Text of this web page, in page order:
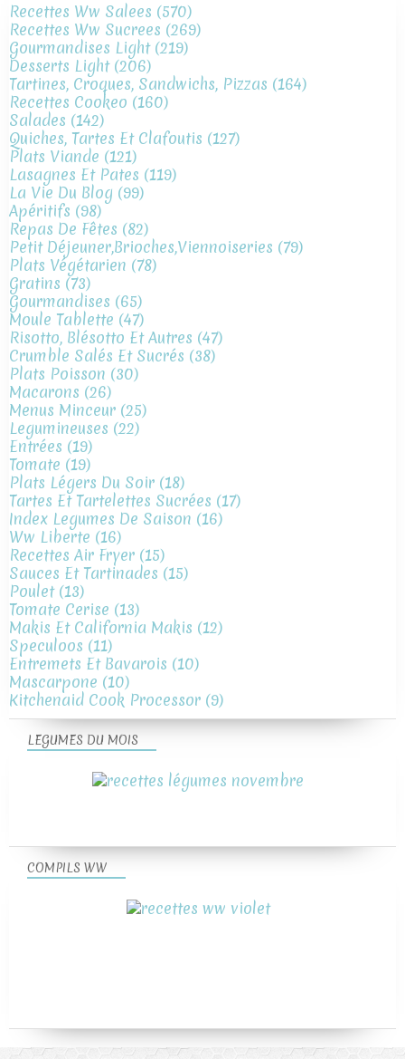
Recettes Ww Salees (570)
Recettes Ww Sucrees (269)
Gourmandises Light(219)
Desserts Light(206)
Tartines, Croques, Sandwichs, Pizzas (164)
Recettes Cookeo (160)
Salades (142)
Quiches, Tartes Et Clafoutis (127)
Plats Viande (121)
Lasagnes Et Pates (119)
La Vie Du Blog (99)
Apéritifs (98)
Repas De Fêtes (82)
Petit Déjeuner,brioches,viennoiseries (79)
Plats Végétarien (78)
Gratins (73)
Gourmandises (65)
Moule Tablette (47)
Risotto, Blésotto Et Autres (47)
Crumble Salés Et Sucrés (38)
Plats Poisson (30)
Macarons (26)
Menus Minceur (25)
Legumineuses (22)
Entrées (19)
Tomate (19)
Plats Légers Du Soir (18)
Tartes Et Tartelettes Sucrées (17)
Index Legumes De Saison (16)
Ww Liberte (16)
Recettes Air Fryer (15)
Sauces Et Tartinades (15)
Poulet(13)
Tomate Cerise (13)
Makis Et California Makis (12)
Speculoos (11)
Entremets Et Bavarois (10)
Mascarpone (10)
Kitchenaid Cook Processor (9)
LEGUMES DU MOIS
COMPILS WW